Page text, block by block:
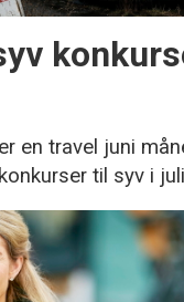
en travel juni
til syv i